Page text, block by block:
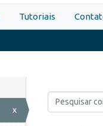
Tutoriais
x